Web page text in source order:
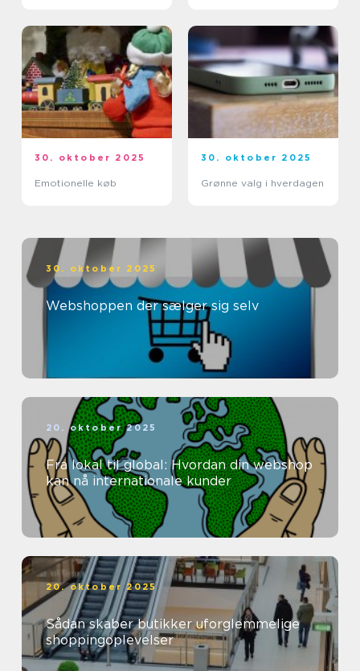
30. oktober 2025
Emotionelle køb
30. oktober 2025
Grønne valg i hverdagen
30. oktober 2025
Webshoppen der sælger sig selv
20. oktober 2025
Fra lokal til global: Hvordan din webshop
kan nå internationale kunder
20. oktober 2025
Sådan skaber butikker uforglemmelige
shoppingoplevelser